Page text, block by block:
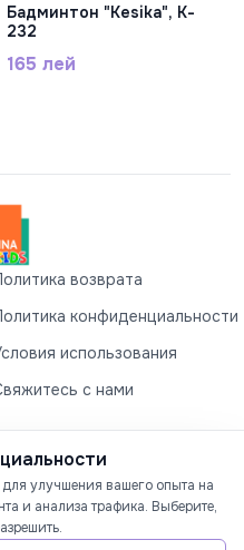
Бадминтон "Kesika", K-
232
165 лей
возврата
конфиденциальности
использования
с нами
права защищены
улучшения вашего опыта на
и анализа трафика. Выберите,